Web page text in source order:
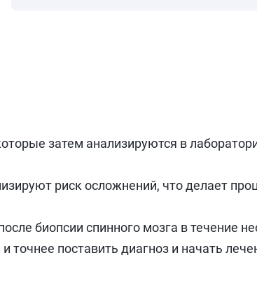
затем анализируются в
риск осложнений, что делает
биопсии спинного мозга в течение
поставить диагноз и начать